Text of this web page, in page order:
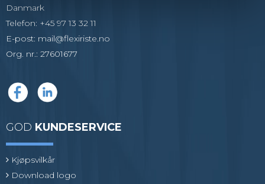
Danmark
Telefon: +45 97 13 32 11
E-post: mail@flexiriste.no
Org. nr.: 27601677
GOD KUNDESERVICE
Kjøpsvilkår
Download logo